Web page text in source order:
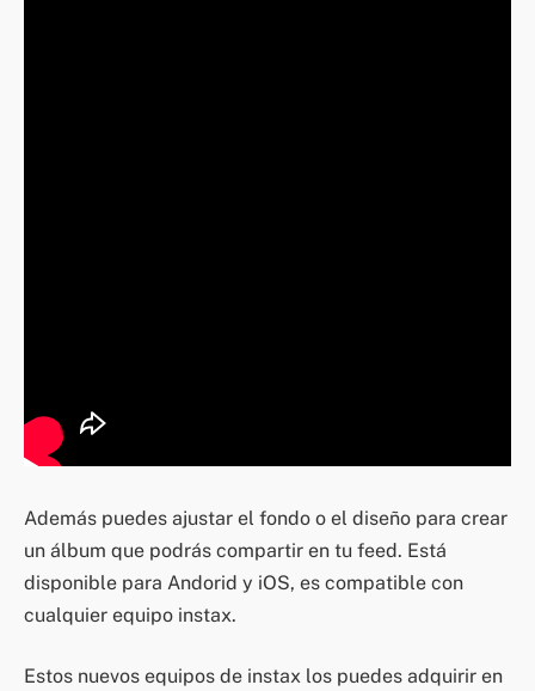
Además puedes ajustar el fondo o el diseño para crear
un álbum que podrás compartir en tu feed. Está
disponible para Andorid y iOS, es compatible con
cualquier equipo instax.
Estos nuevos equipos de instax los puedes adquirir en